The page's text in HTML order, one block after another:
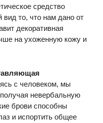
средство
то, что нам дано от
декоративная
на ухоженную кожу и
с человеком, мы
невербальную
брови способны
и испортить общее